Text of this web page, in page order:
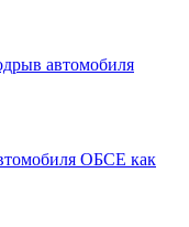
автомобиля
ОБСЕ как